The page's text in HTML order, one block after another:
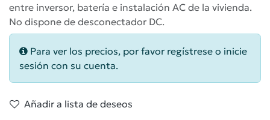
entre inversor, batería e instalación AC de la vivienda.
No dispone de desconectador DC.
Para ver los precios, por favor regístrese o inicie
sesión con su cuenta.
Añadir a lista de deseos